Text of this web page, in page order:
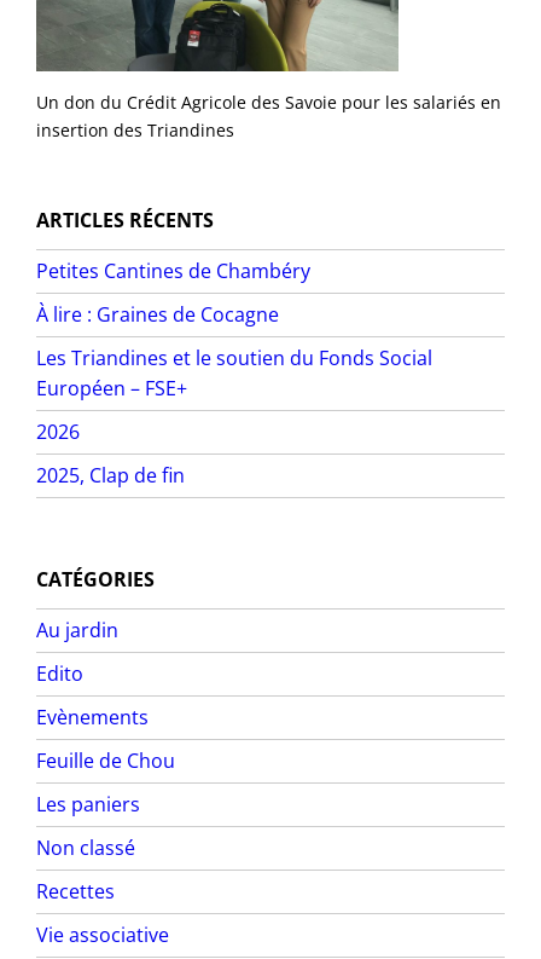
Un don du Crédit Agricole des Savoie pour les salariés en
insertion des Triandines
ARTICLES RÉCENTS
Petites Cantines de Chambéry
À lire : Graines de Cocagne
Les Triandines et le soutien du Fonds Social
Européen – FSE+
2026
2025, Clap de fin
CATÉGORIES
Au jardin
Edito
Evènements
Feuille de Chou
Les paniers
Non classé
Recettes
Vie associative